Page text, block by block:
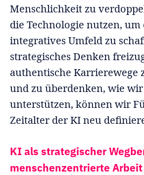
Menschlichkeit zu
die Technologie nutzen, um
integratives Umfeld zu
strategisches Denken
authentische Karrierewege
und zu überdenken, wie wir
unterstützen, können wir
Zeitalter der KI neu
KI als strategischer
menschenzentrierte Arbeit